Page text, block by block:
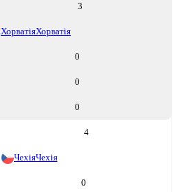
3
ХорватіяХорватія
0
0
0
4
ЧехіяЧехія
0